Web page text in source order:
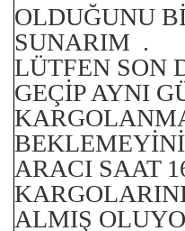
OLDUĞUNU
SUNARIM .
LÜTFEN SON
GEÇİP AYNI
ARACI SAAT
ALMIŞ